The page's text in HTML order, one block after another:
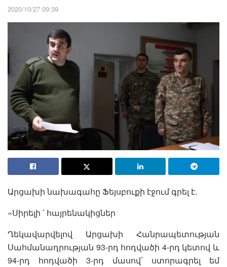
2020/10/27 09:39
Արցախի նախագահը Ֆեյսբուքի էջում գրել է.
«Սիրելի ՛ հայրենակիցներ
Ղեկավարվելով Արցախի Հանրապետության
Սահմանադրության 93-րդ հոդվածի 4-րդ կետով և
94-րդ հոդվածի 3-րդ մասով՝ ստորագրել եմ